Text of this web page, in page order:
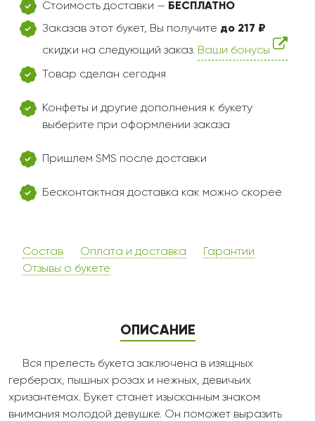
Стоимость доставки — БЕСПЛАТНО
Заказав этот букет, Вы получите до 217 ₽
скидки на следующий заказ. Ваши бонусы
Товар сделан сегодня
Конфеты и другие дополнения к букету
выберите при оформлении заказа
Пришлем SMS после доставки
Бесконтактная доставка как можно скорее
Состав Оплата и доставка
Гарантии
Отзывы о букете
ОПИСАНИЕ
Вся прелесть букета заключена в изящных
герберах, пышных розах и нежных, девичьих
хризантемах. Букет станет изысканным знаком
внимания молодой девушке. Он поможет выразить